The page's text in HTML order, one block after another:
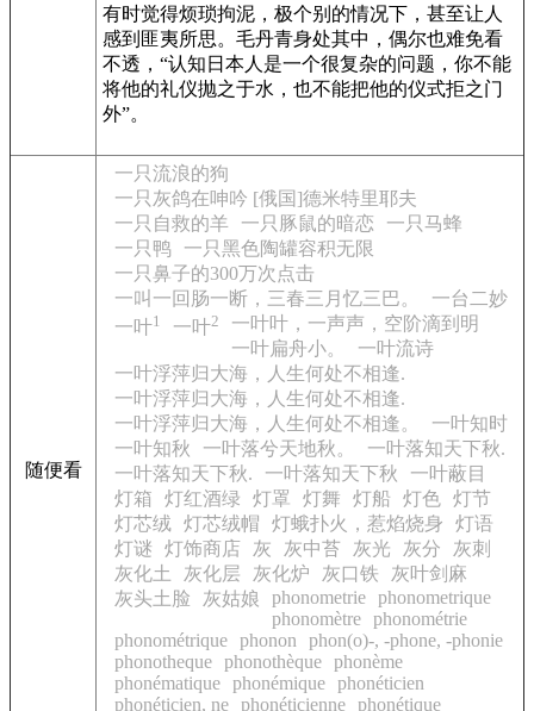
有时觉得烦琐拘泥，极个别的情况下，甚至让人
感到匪夷所思。毛丹青身处其中，偶尔也难免看
不透，“认知日本人是一个很复杂的问题，你不能
将他的礼仪抛之于水，也不能把他的仪式拒之门
外”。
随便看
一只流浪的狗
一只灰鸽在呻吟 [俄国]德米特里耶夫
一只自救的羊
一只豚鼠的暗恋
一只马蜂
一只鸭
一只黑色陶罐容积无限
一只鼻子的300万次点击
一叫一回肠一断，三春三月忆三巴。
一台二妙
一叶1 一叶2
一叶叶，一声声，空阶滴到明
一叶扁舟小。
一叶流诗
一叶浮萍归大海，人生何处不相逢.
一叶浮萍归大海，人生何处不相逢.
一叶浮萍归大海，人生何处不相逢。
一叶知时
一叶知秋
一叶落兮天地秋。
一叶落知天下秋.
一叶落知天下秋.
一叶落知天下秋
一叶蔽目
灯箱
灯红酒绿 灯罩 灯舞 灯船 灯色 灯节
灯芯绒 灯芯绒帽 灯蛾扑火，惹焰烧身
灯语
灯谜
灯饰商店 灰 灰中苔 灰光 灰分
灰刺
灰化土
灰化层 灰化炉 灰口铁
灰叶剑麻
灰头土脸
灰姑娘 phonometrie phonometrique
phonomètre phonométrie
phonométrique phonon
phon(o)-, -phone, -phonie
phonotheque phonothèque phonème
phonématique phonémique phonéticien
phonéticien, ne phonéticienne phonétique